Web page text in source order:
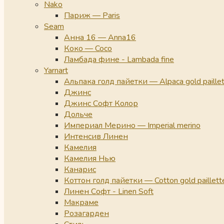
Nako
Париж — Paris
Seam
Анна 16 — Anna16
Коко — Coco
Ламбада фине - Lambada fine
Yarnart
Альпака голд пайетки — Alpaca gold
Джинс
Джинс Софт Колор
Дольче
Империал Мерино — Imperial merino
Интенсив Линен
Камелия
Камелия Нью
Канарис
Коттон голд пайетки — Cotton gold
Линен Софт - Linen Soft
Макраме
Розагарден